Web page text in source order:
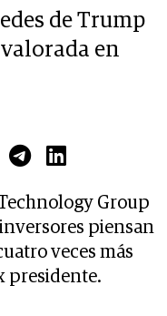
de Trump
en
Group
piensan
veces más
presidente.